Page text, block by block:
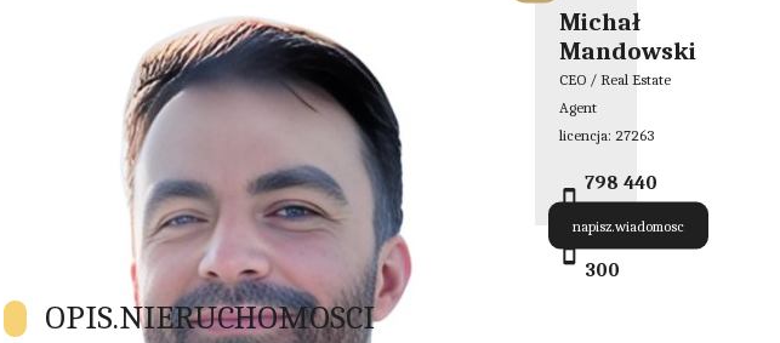
Michał
Mandowski
CEO / Real Estate
Agent
licencja: 27263
798 440
798 440
300
napisz.wiadomosc
OPIS.NIERUCHOMOSCI